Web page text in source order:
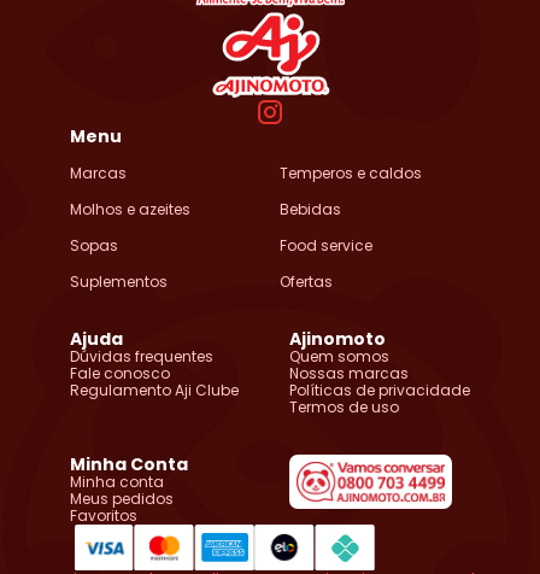
Temos uma enorme variedade de temperos, molhos, refrescos
catálogo Ajinomotoconta com marcas
AJI‑NO‑MOTO®
AJI‑SAL®
HONDASHI®
MID®
MID ZERO®
SABOR A MI®
SATIS!®
SAZÓN®
Como escolher o produto Ajinomoto ideal
para sua necessidade?
Menu
Marcas
Temperos e caldos
Molhos e azeites
Bebidas
Sopas
Food service
Suplementos
Ofertas
Ajuda
Dúvidas frequentes
Fale conosco
Regulamento Aji Clube
Ajinomoto
Quem somos
Nossas marcas
Políticas de privacidade
Termos de uso
Minha Conta
Minha conta
Meus pedidos
Favoritos